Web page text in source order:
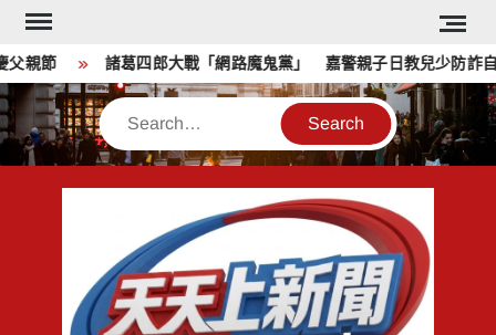
Skip
content
節 諸葛四郎大戰「網路魔鬼黨」 嘉警親子日教兒少防詐自保
Search